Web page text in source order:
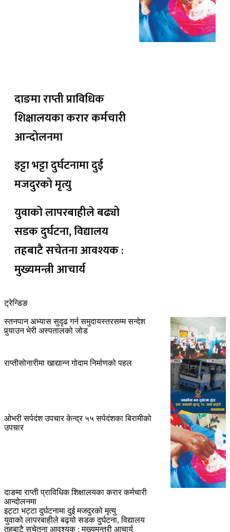
दाङमा राप्ती प्राविधिक
शिक्षालयका करार कर्मचारी
आन्दोलनमा
इट्टा भट्टा दुर्घटनामा दुई
मजदुरको मृत्यु
युवाको लापरबाहीले बढ्यो
सडक दुर्घटना, विद्यालय
तहबाटै सचेतना आवश्यक :
मुख्यमन्त्री आचार्य
ट्रेन्डिङ
स्तनपान अभ्यास सुदृढ गर्न समुदायस्तरसम्म सन्देश
पुर्‍याउन भेरी अस्पतालको जोड
राप्तीसोनारीमा खाद्यान्न गोदाम निर्माणको पहल
ओभरी सर्पदंश उपचार केन्द्र ५५ सर्पदंशका बिरामीको
उपचार
दाङमा राप्ती प्राविधिक शिक्षालयका करार कर्मचारी
आन्दोलनमा
इट्टा भट्टा दुर्घटनामा दुई मजदुरको मृत्यु
युवाको लापरबाहीले बढ्यो सडक दुर्घटना, विद्यालय
तहबाटै सचेतना आवश्यक : मुख्यमन्त्री आचार्य